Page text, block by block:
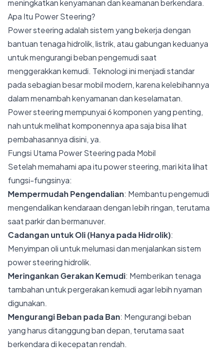
meningkatkan kenyamanan dan keamanan berkendara.
Apa Itu Power Steering?
Power steering adalah sistem yang bekerja dengan
bantuan tenaga hidrolik, listrik, atau gabungan keduanya
untuk mengurangi beban pengemudi saat
menggerakkan kemudi. Teknologi ini menjadi standar
pada sebagian besar mobil modern, karena kelebihannya
dalam menambah kenyamanan dan keselamatan.
Power steering mempunyai 6 komponen yang penting,
nah untuk melihat komponennya apa saja bisa lihat
pembahasannyadisini, ya.
Fungsi Utama Power Steering pada Mobil
Setelah memahami apa itu power steering, mari kita lihat
fungsi-fungsinya:
Mempermudah Pengendalian: Membantu pengemudi
mengendalikan kendaraan dengan lebih ringan, terutama
saat parkir dan bermanuver.
Cadangan untuk Oli (Hanya pada Hidrolik):
Menyimpan oli untuk melumasi dan menjalankan sistem
power steering hidrolik.
Meringankan Gerakan Kemudi: Memberikan tenaga
tambahan untuk pergerakan kemudi agar lebih nyaman
digunakan.
Mengurangi Beban pada Ban: Mengurangi beban
yang harus ditanggung ban depan, terutama saat
berkendara di kecepatan rendah.